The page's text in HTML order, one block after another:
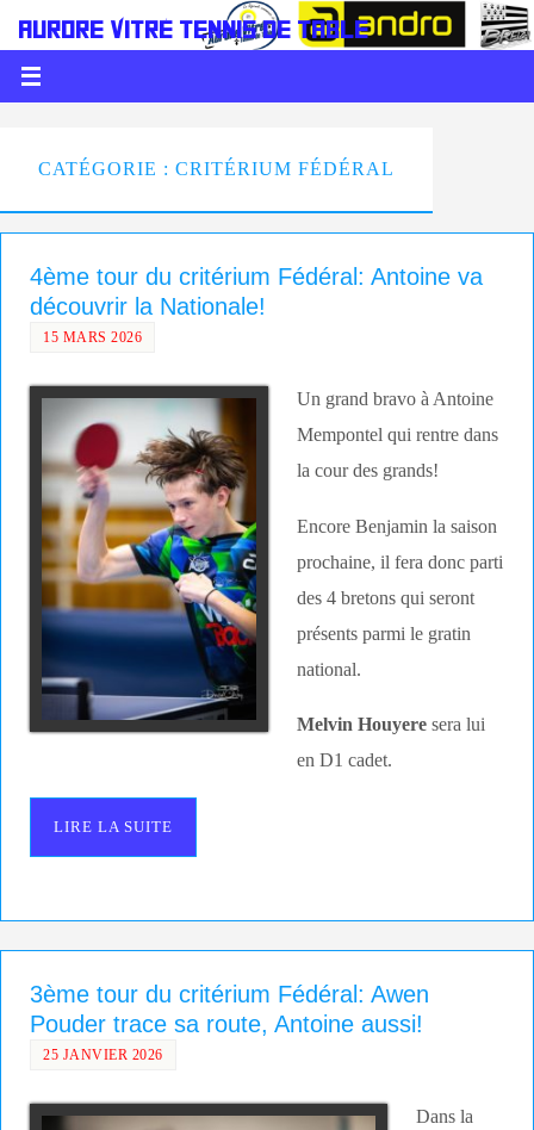
AURORE VITRÉ TENNIS DE TABLE
LE PING C'EST DE LA BALLE
CATÉGORIE : CRITÉRIUM FÉDÉRAL
4ème tour du critérium Fédéral: Antoine va
découvrir la Nationale!
15 MARS 2026
Un grand bravo à Antoine
Mempontel qui rentre dans
la cour des grands!
Encore Benjamin la saison
prochaine, il fera donc parti
des 4 bretons qui seront
présents parmi le gratin
national.
Melvin Houyere sera lui
en D1 cadet.
LIRE LA SUITE
3ème tour du critérium Fédéral: Awen
Pouder trace sa route, Antoine aussi!
25 JANVIER 2026
Dans la